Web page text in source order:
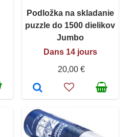
Podložka na skladanie
puzzle do 1500 dielikov
Jumbo
Dans 14 jours
20,00 €